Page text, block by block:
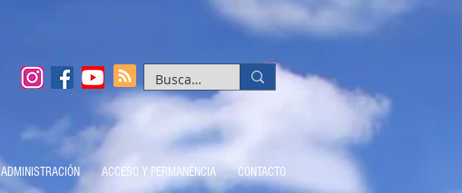
ADMINISTRACIÓN ACCESO Y PERMANENCIA CONTACTO